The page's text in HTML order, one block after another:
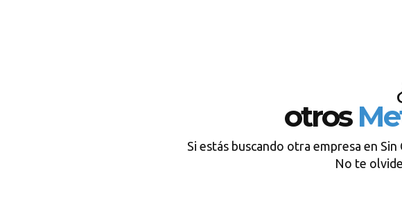
otros
Si estás buscando otra empresa en
No te